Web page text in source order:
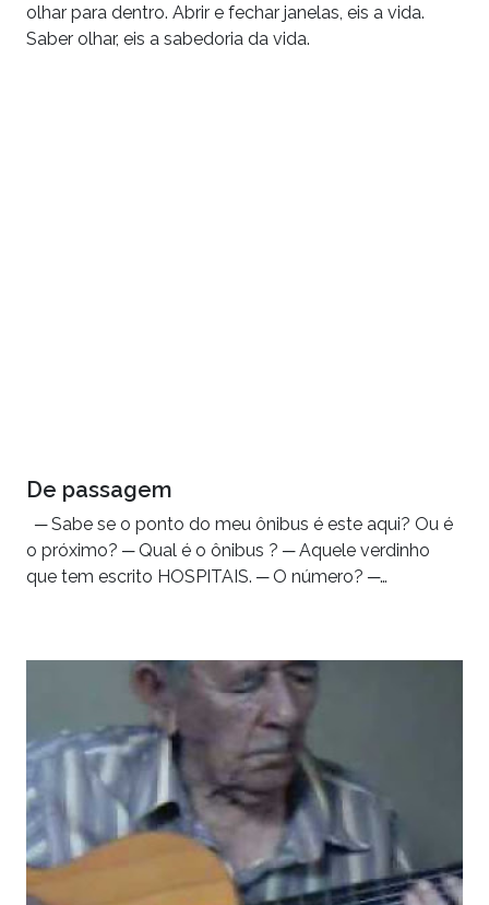
olhar para dentro. Abrir e fechar janelas, eis a vida.
Saber olhar, eis a sabedoria da vida.
De passagem
─ Sabe se o ponto do meu ônibus é este aqui? Ou é
o próximo? ─ Qual é o ônibus ? ─ Aquele verdinho
que tem escrito HOSPITAIS. ─ O número? ─…